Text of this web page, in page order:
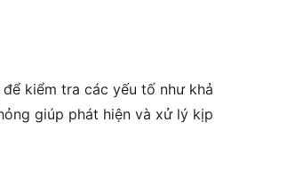
kiểm tra các yếu tố như khả
giúp phát hiện và xử lý kịp